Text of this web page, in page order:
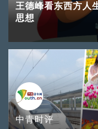
王德峰看东西方人
思想
中青时评